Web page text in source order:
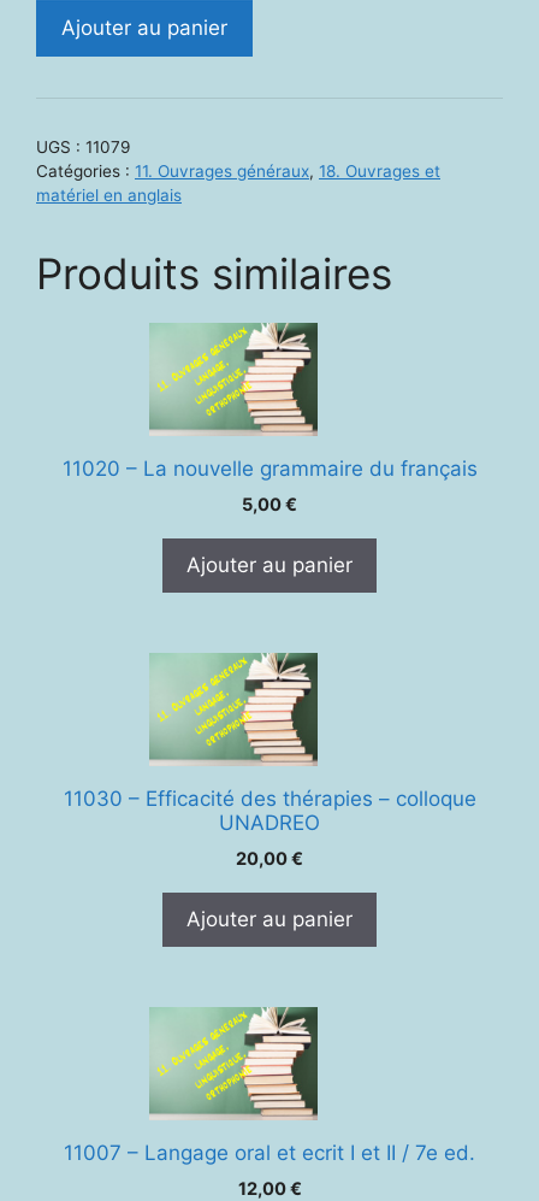
quantité
Language
Pathology
Audilogy
Services
Ajouter au panier
UGS : 11079
Catégories : 11. Ouvrages généraux, 18. Ouvrages et
matériel en anglais
Produits similaires
11020 – La nouvelle grammaire du français
5,00€
Ajouter au panier
11030 – Efficacité des thérapies – colloque
UNADREO
20,00€
Ajouter au panier
11007 – Langage oral et ecrit I et II / 7e ed.
12,00€